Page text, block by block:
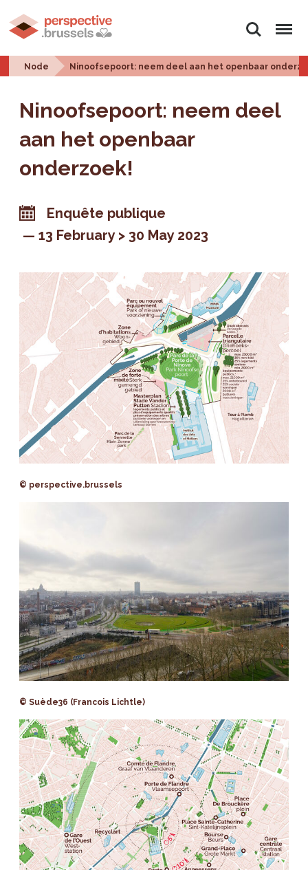
Search Menu
Node Ninoofsepoort: neem deel aan het openbaar
Ninoofsepoort: neem deel
aan het openbaar
onderzoek!
Enquête publique
13 February > 30 May 2023
© perspective.brussels
© Suède36 (Francois Lichtle)